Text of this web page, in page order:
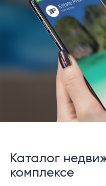
Каталог
комплексе